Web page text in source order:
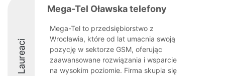
Laureaci
Mega-Tel Oławska telefony
Mega-Tel to przedsiębiorstwo z
Wrocławia, które od lat umacnia swoją
pozycję w sektorze GSM, oferując
zaawansowane rozwiązania i wsparcie
na wysokim poziomie. Firma skupia się